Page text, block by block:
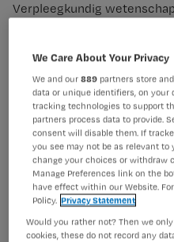
Verpleegkundig
wetenschapper op de
het Radboudumc. Dat
verpleegkundige en 50%
Daarnaast is zij lid van de
Verpleegkundigen en
We Care About Your Privacy
We and our889 partners store
data or unique identifiers, on your
tracking technologies to support
partners process data to provide.
consent will disable them. If
you see may not be as relevant
change your choices or withdraw
Manage Preferences link on the
have effect within our Website.
Policy. Privacy Statement
Would you rather not? Then we
cookies, these do not record any